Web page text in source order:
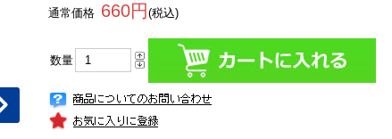
通常価格 660円 (税込)
数量